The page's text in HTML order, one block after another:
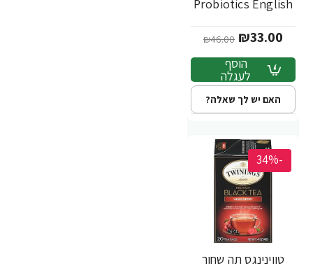
Probiotics English
בוקר אנגלית 18 שקיקי
- מבית Twinings
₪33.00
₪46.00
הוסף
לעגלה
האם יש לך שאלה?
-34%
טווינינגס תה שחור